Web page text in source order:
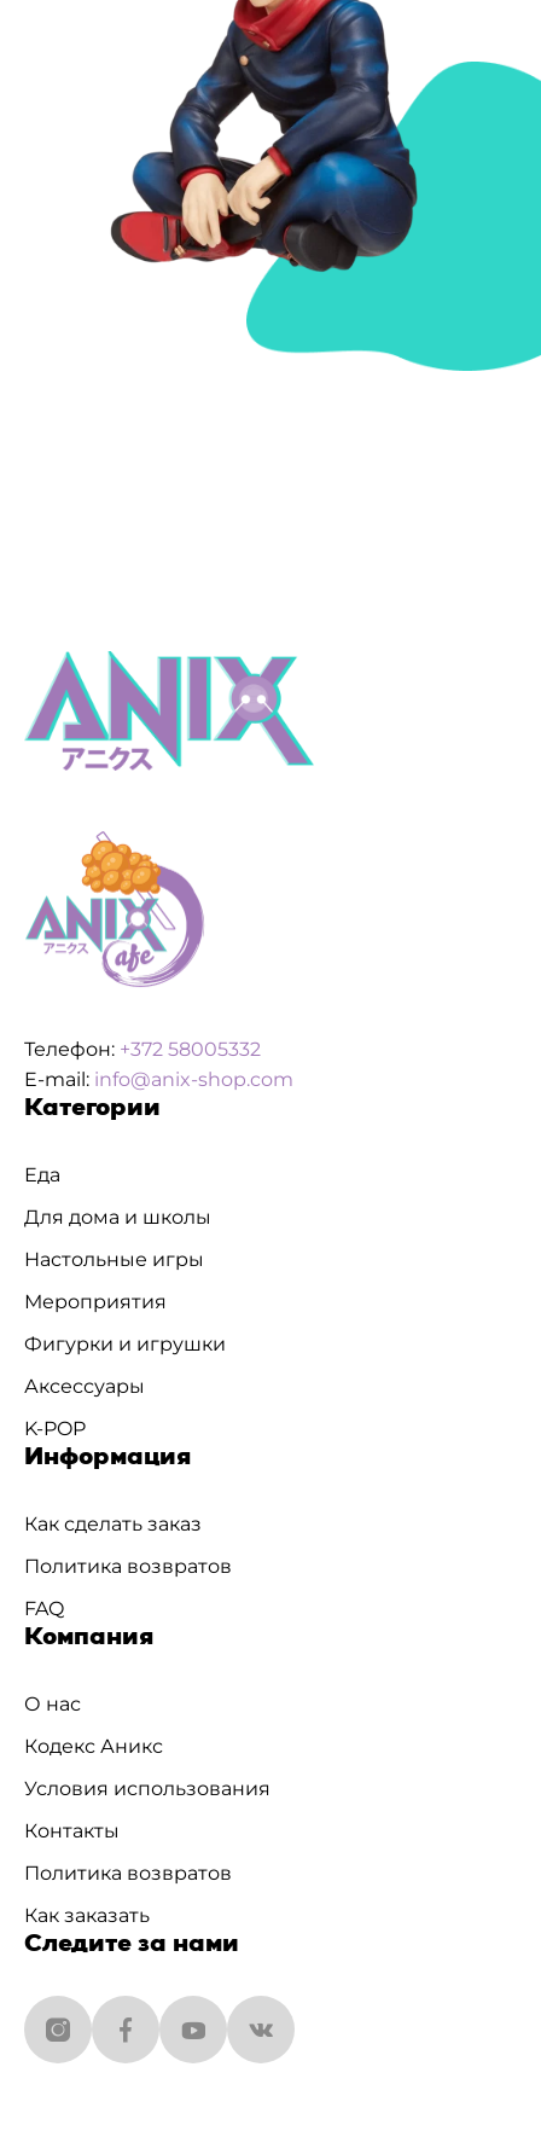
Телефон: +372 58005332
E-mail: info@anix-shop.com
Категории
Еда
Для дома и школы
Настольные игры
Мероприятия
Фигурки и игрушки
Аксессуары
K-POP
Информация
Как сделать заказ
Политика возвратов
FAQ
Компания
О нас
Кодекс Аникс
Условия использования
Контакты
Политика возвратов
Как заказать
Следите за нами